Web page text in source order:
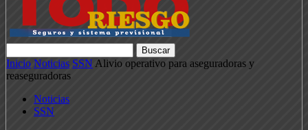
Inicio Noticias SSN Alivio operativo para aseguradoras y
reaseguradoras
Noticias
SSN